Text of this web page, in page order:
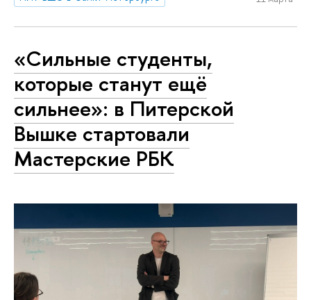
«Сильные студенты,
которые станут ещё
сильнее»: в Питерской
Вышке стартовали
Мастерские РБК